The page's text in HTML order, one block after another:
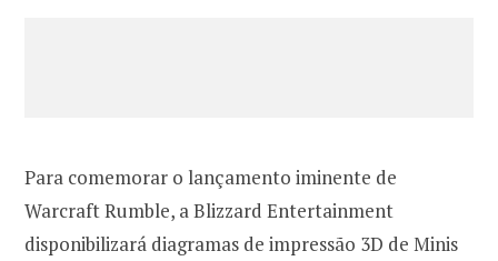
Para comemorar o lançamento iminente de
Warcraft Rumble, a Blizzard Entertainment
disponibilizará diagramas de impressão 3D de Minis